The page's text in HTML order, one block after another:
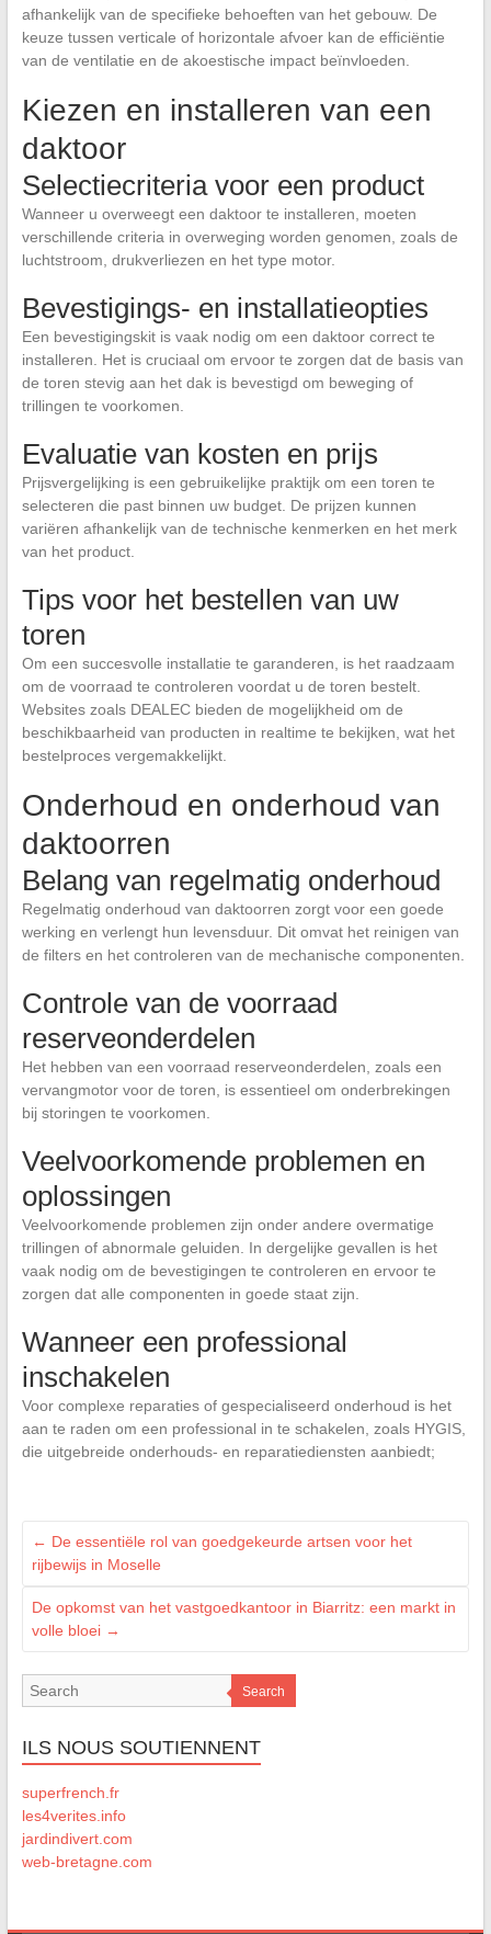
afhankelijk van de specifieke behoeften van het gebouw. De
keuze tussen verticale of horizontale afvoer kan de efficiëntie
van de ventilatie en de akoestische impact beïnvloeden.
Kiezen en installeren van een
daktoor
Selectiecriteria voor een product
Wanneer u overweegt een daktoor te installeren, moeten
verschillende criteria in overweging worden genomen, zoals de
luchtstroom, drukverliezen en het type motor.
Bevestigings- en installatieopties
Een bevestigingskit is vaak nodig om een daktoor correct te
installeren. Het is cruciaal om ervoor te zorgen dat de basis van
de toren stevig aan het dak is bevestigd om beweging of
trillingen te voorkomen.
Evaluatie van kosten en prijs
Prijsvergelijking is een gebruikelijke praktijk om een toren te
selecteren die past binnen uw budget. De prijzen kunnen
variëren afhankelijk van de technische kenmerken en het merk
van het product.
Tips voor het bestellen van uw
toren
Om een succesvolle installatie te garanderen, is het raadzaam
om de voorraad te controleren voordat u de toren bestelt.
Websites zoals DEALEC bieden de mogelijkheid om de
beschikbaarheid van producten in realtime te bekijken, wat het
bestelproces vergemakkelijkt.
Onderhoud en onderhoud van
daktoorren
Belang van regelmatig onderhoud
Regelmatig onderhoud van daktoorren zorgt voor een goede
werking en verlengt hun levensduur. Dit omvat het reinigen van
de filters en het controleren van de mechanische componenten.
Controle van de voorraad
reserveonderdelen
Het hebben van een voorraad reserveonderdelen, zoals een
vervangmotor voor de toren, is essentieel om onderbrekingen
bij storingen te voorkomen.
Veelvoorkomende problemen en
oplossingen
Veelvoorkomende problemen zijn onder andere overmatige
trillingen of abnormale geluiden. In dergelijke gevallen is het
vaak nodig om de bevestigingen te controleren en ervoor te
zorgen dat alle componenten in goede staat zijn.
Wanneer een professional
inschakelen
Voor complexe reparaties of gespecialiseerd onderhoud is het
aan te raden om een professional in te schakelen, zoals HYGIS,
die uitgebreide onderhouds- en reparatiediensten aanbiedt;
← De essentiële rol van goedgekeurde artsen voor het
rijbewijs in Moselle
De opkomst van het vastgoedkantoor in Biarritz: een markt in
volle bloei →
Search
ILS NOUS SOUTIENNENT
superfrench.fr
les4verites.info
jardindivert.com
web-bretagne.com